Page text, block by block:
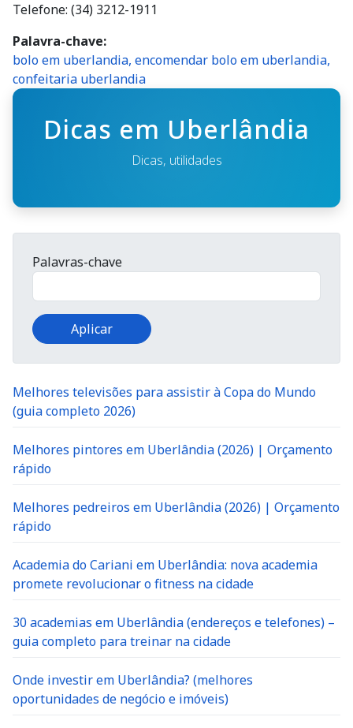
Telefone: (34) 3212-1911
Palavra-chave
bolo em uberlandia, encomendar bolo em uberlandia,
confeitaria uberlandia
Dicas em Uberlândia
Dicas, utilidades
Palavras-chave
Melhores televisões para assistir à Copa do Mundo
(guia completo 2026)
Melhores pintores em Uberlândia (2026) | Orçamento
rápido
Melhores pedreiros em Uberlândia (2026) | Orçamento
rápido
Academia do Cariani em Uberlândia: nova academia
promete revolucionar o fitness na cidade
30 academias em Uberlândia (endereços e telefones) –
guia completo para treinar na cidade
Onde investir em Uberlândia? (melhores
oportunidades de negócio e imóveis)